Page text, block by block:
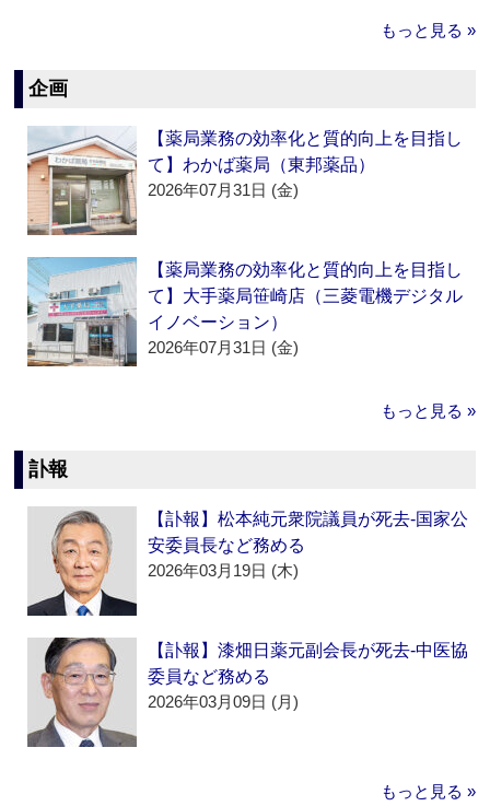
もっと見る »
企画
【薬局業務の効率化と質的向上を目指し
て】わかば薬局（東邦薬品）
2026年07月31日 (金)
【薬局業務の効率化と質的向上を目指し
て】大手薬局笹崎店（三菱電機デジタル
イノベーション）
2026年07月31日 (金)
もっと見る »
訃報
【訃報】松本純元衆院議員が死去‐国家公
安委員長など務める
2026年03月19日 (木)
【訃報】漆畑日薬元副会長が死去‐中医協
委員など務める
2026年03月09日 (月)
もっと見る »